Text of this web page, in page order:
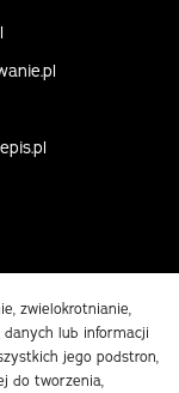
zwielokrotnianie,
lub informacji
jego podstron,
do tworzenia,